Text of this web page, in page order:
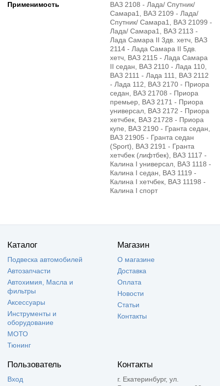
Применимость
ВАЗ 2108 - Лада/ Спутник/
Самара1, ВАЗ 2109 - Лада/
Спутник/ Самара1, ВАЗ 21099 -
Лада/ Самара1, ВАЗ 2113 -
Лада Самара II 3дв. хетч, ВАЗ
2114 - Лада Самара II 5дв.
хетч, ВАЗ 2115 - Лада Самара
II седан, ВАЗ 2110 - Лада 110,
ВАЗ 2111 - Лада 111, ВАЗ 2112
- Лада 112, ВАЗ 2170 - Приора
седан, ВАЗ 21708 - Приора
премьер, ВАЗ 2171 - Приора
универсал, ВАЗ 2172 - Приора
хетчбек, ВАЗ 21728 - Приора
купе, ВАЗ 2190 - Гранта седан,
ВАЗ 21905 - Гранта седан
(Sport), ВАЗ 2191 - Гранта
хетчбек (лифтбек), ВАЗ 1117 -
Калина I универсал, ВАЗ 1118 -
Калина I седан, ВАЗ 1119 -
Калина I хетчбек, ВАЗ 11198 -
Калина I спорт
Каталог
Подвеска автомобилей
Автозапчасти
Автохимия, Масла и
фильтры
Аксессуары
Инструменты и
оборудование
МОТО
Тюнинг
Магазин
О магазине
Доставка
Оплата
Новости
Статьи
Контакты
Пользователь
Вход
Контакты
г. Екатеринбург, ул.